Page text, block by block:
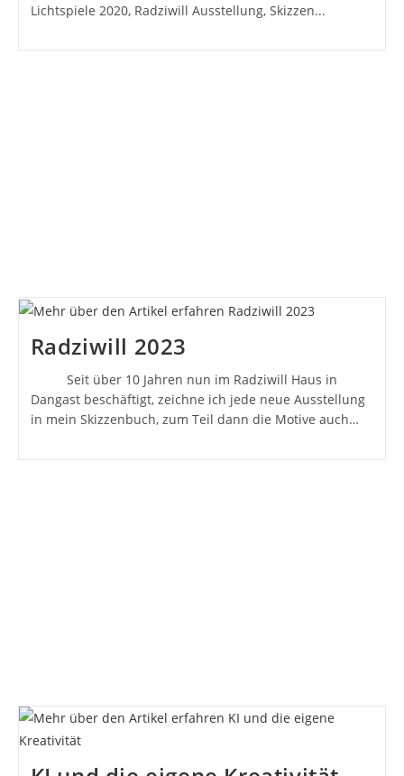
Lichtspiele 2020, Radziwill Ausstellung, Skizzen...
Radziwill 2023
Seit über 10 Jahren nun im Radziwill Haus in
Dangast beschäftigt, zeichne ich jede neue Ausstellung
in mein Skizzenbuch, zum Teil dann die Motive auch…